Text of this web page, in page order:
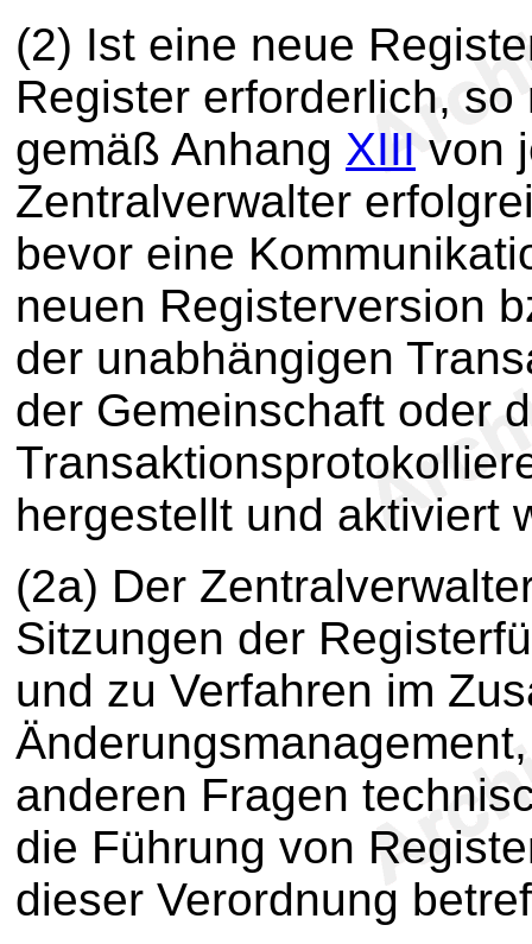
(2) Ist eine neue
Register erforderlich,
gemäß Anhang XIII von
Zentralverwalter
bevor eine
neuen Registerversion
der unabhängigen
der Gemeinschaft oder
hergestellt und aktiviert
(2a) Der
Sitzungen der
und zu Verfahren im
anderen Fragen
die Führung von
dieser Verordnung